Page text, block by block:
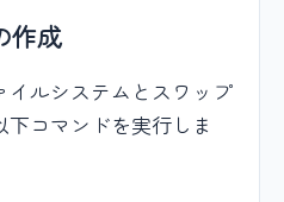
作成
ルシステムとスワップ
コマンドを実行しま